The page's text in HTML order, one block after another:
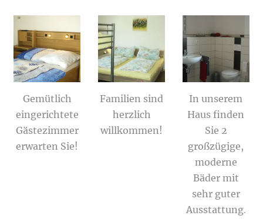
Gemütlich
eingerichtete
Gästezimmer
erwarten Sie!
Familien sind
herzlich
willkommen!
In unserem
Haus finden
Sie 2
großzügige,
moderne
Bäder mit
sehr guter
Ausstattung.